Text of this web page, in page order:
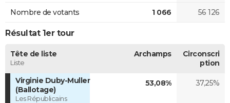
Nombre de votants 1 066 56 126
Résultat 1er tour
Tête de liste
Liste
Archamps
Circonscri
ption
Virginie Duby-Muller
(Ballotage)
Les Républicains
53,08% 37,25%